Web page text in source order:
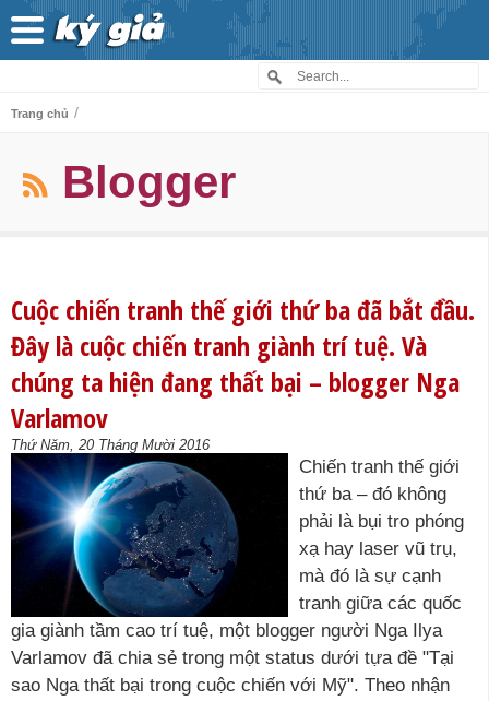
Trang chủ /
Blogger
Cuộc chiến tranh thế giới thứ ba đã bắt đầu.
Đây là cuộc chiến tranh giành trí tuệ. Và
chúng ta hiện đang thất bại – blogger Nga
Varlamov
Thứ Năm, 20 Tháng Mười 2016
Chiến tranh thế giới
thứ ba – đó không
phải là bụi tro phóng
xạ hay laser vũ trụ,
mà đó là sự cạnh
tranh giữa các quốc
gia giành tầm cao trí tuệ, một blogger người Nga Ilya
Varlamov đã chia sẻ trong một status dưới tựa đề "Tại
sao Nga thất bại trong cuộc chiến với Mỹ". Theo nhận